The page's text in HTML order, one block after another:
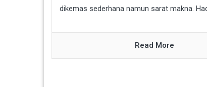
dikemas sederhana namun sarat makna.
Read More